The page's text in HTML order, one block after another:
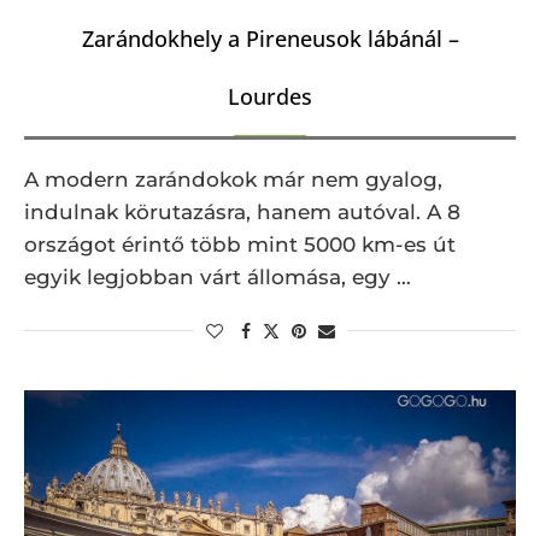
Zarándokhely a Pireneusok lábánál –
Lourdes
A modern zarándokok már nem gyalog,
indulnak körutazásra, hanem autóval. A 8
országot érintő több mint 5000 km-es út
egyik legjobban várt állomása, egy …